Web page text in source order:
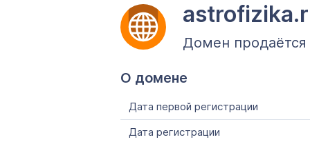
Домен продаётся
О домене
Дата первой регистрации
Дата регистрации